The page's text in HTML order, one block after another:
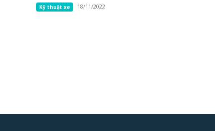
Kỹ thuật xe 18/11/2022